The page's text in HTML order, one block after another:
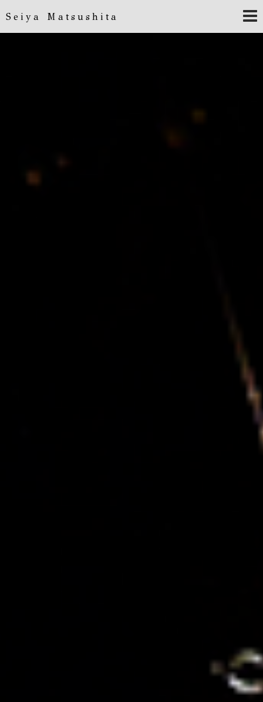
Seiya Matsushita